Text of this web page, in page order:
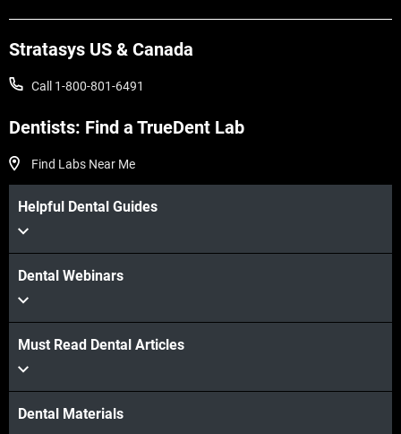
더보기
Stratasys US & Canada
Call 1-800-801-6491
Dentists: Find a TrueDent Lab
Find Labs Near Me
Helpful Dental Guides
Dental Webinars
Must Read Dental Articles
Dental Materials